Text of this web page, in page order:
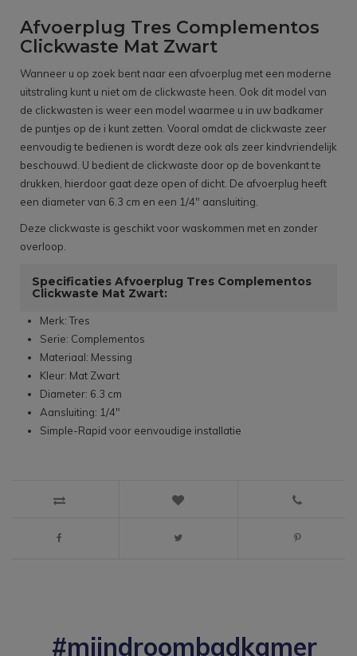
Afvoerplug Tres Complementos
Clickwaste Mat Zwart
Wanneer u op zoek bent naar een afvoerplug met een moderne
uitstraling kunt u niet om de clickwaste heen. Ook dit model van
de clickwasten is weer een model waarmee u in uw badkamer
de puntjes op de i kunt zetten. Vooral omdat de clickwaste zeer
eenvoudig te bedienen is wordt deze ook als zeer kindvriendelijk
beschouwd. U bedient de clickwaste door op de bovenkant te
drukken, hierdoor gaat deze open of dicht. De afvoerplug heeft
een diameter van 6.3 cm en een 1/4" aansluiting.
Deze clickwaste is geschikt voor waskommen met en zonder
overloop.
Specificaties Afvoerplug Tres Complementos
Clickwaste Mat Zwart:
Merk: Tres
Serie: Complementos
Materiaal: Messing
Kleur: Mat Zwart
Diameter: 6.3 cm
Aansluiting: 1/4"
Simple-Rapid voor eenvoudige installatie
#mijndroombadkamer